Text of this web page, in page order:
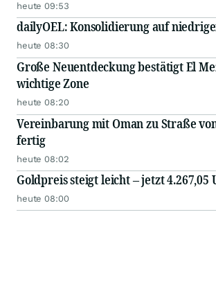
heute 09:53
dailyOEL: Konsolidierung auf
heute 08:30
Große Neuentdeckung bestätigt El
wichtige Zone
heute 08:20
Vereinbarung mit Oman zu Straße
fertig
heute 08:02
Goldpreis steigt leicht – jetzt 4.267,05
heute 08:00